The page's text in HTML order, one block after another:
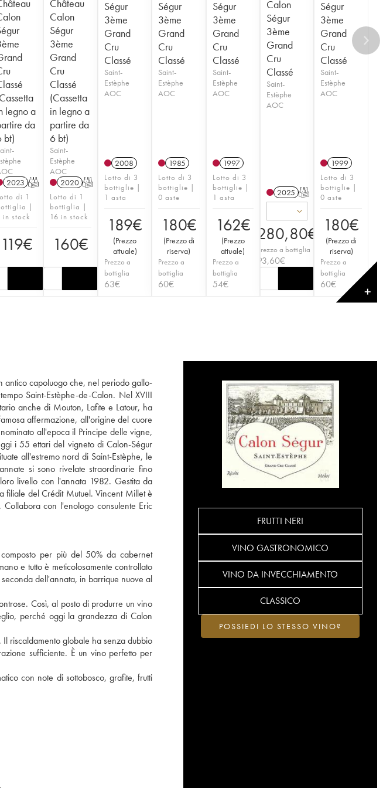
legno a
da
bt)
2023 T
di 1
|
in stock
119€
Château
Calon
Ségur
3ème
Grand
Cru
Classé
(Cassetta
in legno a
partire da
6 bt)
Saint-
Estèphe
AOC
2020 T
Lotto di 1
bottiglia |
16 in stock
160€
Ségur
3ème
Grand
Cru
Classé
Saint-
Estèphe
AOC
2008
Lotto di 3
bottiglie |
1 asta
189€
(Prezzo
attuale)
Prezzo a
bottiglia
63€
Ségur
3ème
Grand
Cru
Classé
Saint-
Estèphe
AOC
1985
Lotto di 3
bottiglie |
0 aste
180€
(Prezzo di
riserva)
Prezzo a
bottiglia
60€
Ségur
3ème
Grand
Cru
Classé
Saint-
Estèphe
AOC
1997
Lotto di 3
bottiglie |
1 asta
162€
(Prezzo
attuale)
Prezzo a
bottiglia
54€
Calon
Ségur
3ème
Grand
Cru
Classé
Saint-
Estèphe
AOC
2025 T
280,80€
Prezzo a bottiglia
93,60€
Ségur
3ème
Grand
Cru
Classé
Saint-
Estèphe
AOC
1999
Lotto di 3
bottiglie |
0 aste
180€
(Prezzo di
riserva)
Prezzo a
bottiglia
60€
✕
antico capoluogo che, nel periodo gallo-
Saint-Estèphe-de-Calon. Nel XVIII
anche di Mouton, Lafite e Latour, ha
affermazione, all'origine del cuore
all'epoca il Principe delle vigne,
i 55 ettari del vigneto di Calon-Ségur
all'estremo nord di Saint-Estèphe, le
si sono rivelate straordinarie fino
livello con l'annata 1982. Gestita da
filiale del Crédit Mutuel. Vincent Millet è
con l'enologo consulente Eric
per più del 50% da cabernet
e tutto è meticolosamente controllato
dell'annata, in barrique nuove al
Così, al posto di produrre un vino
perché oggi la grandezza di Calon
riscaldamento globale ha senza dubbio
sufficiente. È un vino perfetto per
con note di sottobosco, grafite, frutti
FRUTTI NERI
VINO GASTRONOMICO
VINO DA INVECCHIAMENTO
CLASSICO
POSSIEDI LO STESSO VINO?